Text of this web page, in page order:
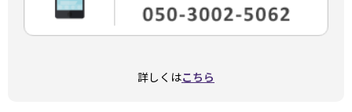
詳しくはこちら